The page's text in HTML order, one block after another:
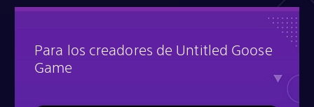
Para los creadores de Untitled Goose
Game